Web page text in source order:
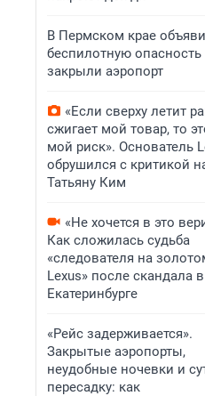
В Пермском крае
беспилотную опасность
закрыли аэропорт
«Если сверху летит
сжигает мой товар, то
мой риск». Основатель
обрушился с критикой
Татьяну Ким
«Не хочется в это
Как сложилась судьба
«следователя на
Lexus» после скандала в
Екатеринбурге
«Рейс задерживается».
Закрытые аэропорты,
неудобные ночевки и
пересадку: как